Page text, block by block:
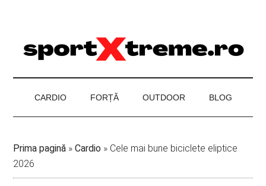
content
CARDIO FORȚĂ OUTDOOR BLOG
Prima pagină »Cardio » Cele mai bune biciclete eliptice
2026